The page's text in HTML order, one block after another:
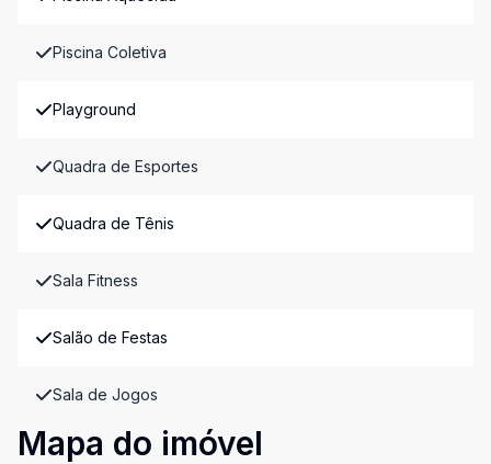
Piscina Coletiva
Playground
Quadra de Esportes
Quadra de Tênis
Sala Fitness
Salão de Festas
Sala de Jogos
Mapa do imóvel